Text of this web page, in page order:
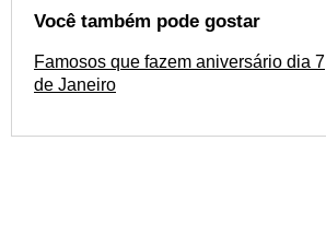
Você também pode gostar
Famosos que fazem aniversário dia 7
de Janeiro